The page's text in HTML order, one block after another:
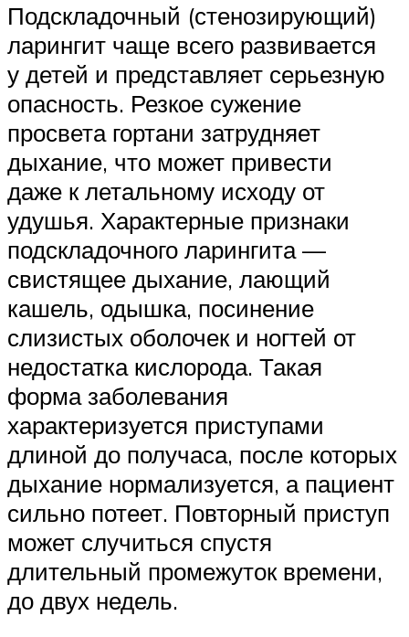
Подскладочный (стенозирующий)
ларингит чаще всего развивается
у детей и представляет серьезную
опасность. Резкое сужение
просвета гортани затрудняет
дыхание, что может привести
даже к летальному исходу от
удушья. Характерные признаки
подскладочного ларингита —
свистящее дыхание, лающий
кашель, одышка, посинение
слизистых оболочек и ногтей от
недостатка кислорода. Такая
форма заболевания
характеризуется приступами
длиной до получаса, после которых
дыхание нормализуется, а пациент
сильно потеет. Повторный приступ
может случиться спустя
длительный промежуток времени,
до двух недель.